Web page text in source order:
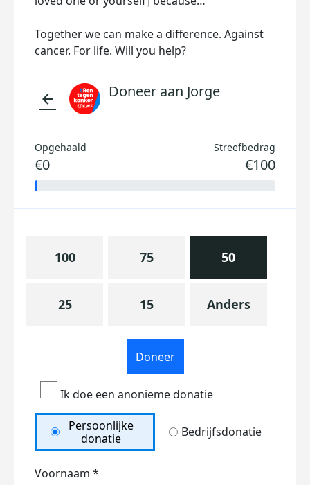
Together we can make a difference. Against
cancer. For life. Will you help?
arrow_back Doneer aan Jorge
Opgehaald
€0
Streefbedrag
€100
100 75 50
25 15 Anders
Doneer
Ik doe een anonieme donatie
Persoonlijke
donatie
Bedrijfsdonatie
Voornaam *